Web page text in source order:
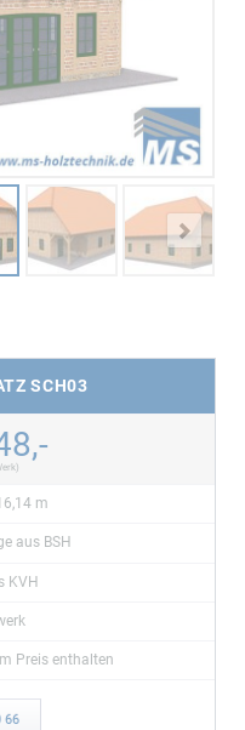
SCH03
m
aus BSH
KVH
Preis enthalten
66